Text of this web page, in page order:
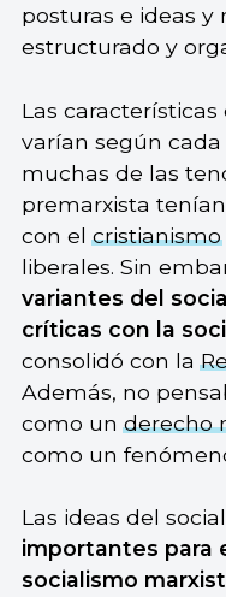
posturas e ideas
estructurado y
Las
varían según
muchas de las
premarxista
con elcristianismo
liberales. Sin
variantes del
críticas con la
consolidó con la
Además, no
como underecho
como un
Las ideas del
importantes para
socialismo